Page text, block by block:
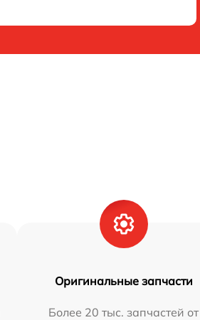
Оригинальные запчасти
Более 20 тыс. запчастей от